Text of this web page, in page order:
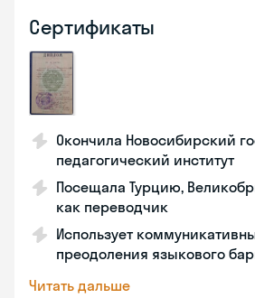
Сертификаты
Окончила Новосибирский
педагогический институт
Посещала Турцию,
как переводчик
Использует
преодоления языкового
Читать дальше